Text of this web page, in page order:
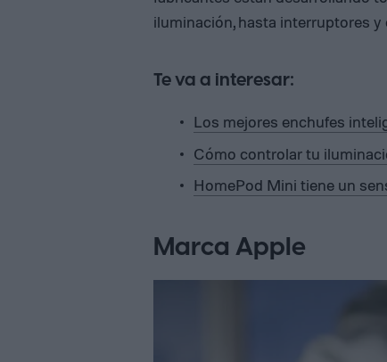
iluminación, hasta interruptores y
Te va a interesar:
Los mejores enchufes
Cómo controlar tu
HomePod Mini tiene un
Marca Apple